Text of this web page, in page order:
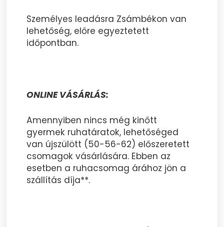
Személyes leadásra Zsámbékon van
lehetőség, előre egyeztetett
időpontban.
ONLINE VÁSÁRLÁS:
Amennyiben nincs még kinőtt
gyermek ruhatáratok, lehetőséged
van újszülött (50-56-62) előszeretett
csomagok vásárlására. Ebben az
esetben a ruhacsomag árához jön a
szállítás díja**.